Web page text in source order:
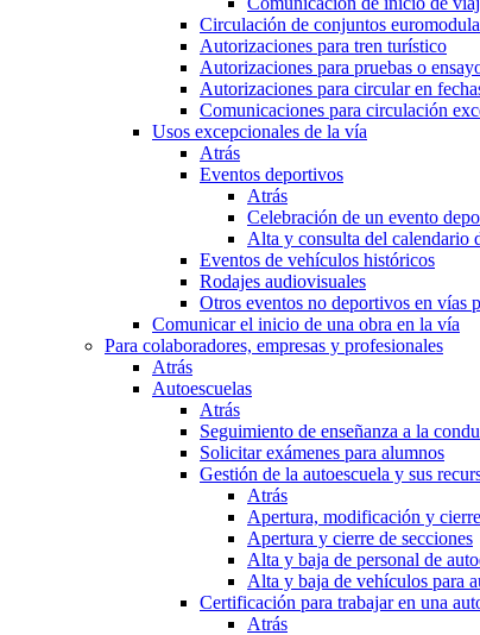
Circulación de conjuntos
Autorizaciones para tren turístico
Autorizaciones para pruebas o
Autorizaciones para circular en
Comunicaciones para circulación
Usos excepcionales de la vía
Atrás
Eventos deportivos
Atrás
Celebración de un evento
Alta y consulta del calendario
Eventos de vehículos históricos
Rodajes audiovisuales
Otros eventos no deportivos en vías
Comunicar el inicio de una obra en la vía
Para colaboradores, empresas y profesionales
Atrás
Autoescuelas
Atrás
Seguimiento de enseñanza a la
Solicitar exámenes para alumnos
Gestión de la autoescuela y sus
Atrás
Apertura, modificación y
Apertura y cierre de secciones
Alta y baja de personal de
Alta y baja de vehículos para
Certificación para trabajar en una
Atrás